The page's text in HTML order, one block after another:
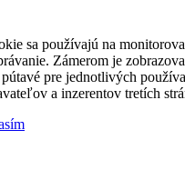
sa používajú na
Zámerom je
pre jednotlivých
a inzerentov tretích